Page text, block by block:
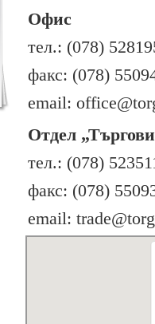
Oфис
тел.: (078)
факс: (078)
email:
Отдел „
тел.: (078)
факс: (078)
email: